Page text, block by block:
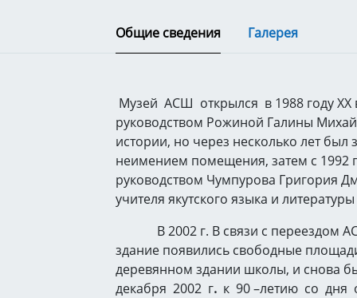
Общие сведения Галерея
Музей АСШ открылся в 1988 году ХХ
руководством Рожиной Галины
истории, но через несколько лет был
неимением помещения, затем с 1992
руководством Чумпурова Григория
учителя якутского языка и
В 2002 г. В связи с переездом
здание появились свободные
деревянном здании школы, и снова
декабря 2002 г. к 90 –летию со дня